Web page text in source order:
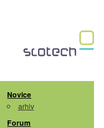
Novice
arhiv
Forum